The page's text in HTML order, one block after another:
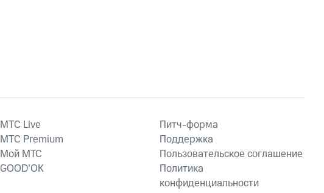
MTС Live
MTС Premium
Мой МТС
GOOD’OK
Питч-форма
Поддержка
Пользовательское соглашение
Политика
конфиденциальности